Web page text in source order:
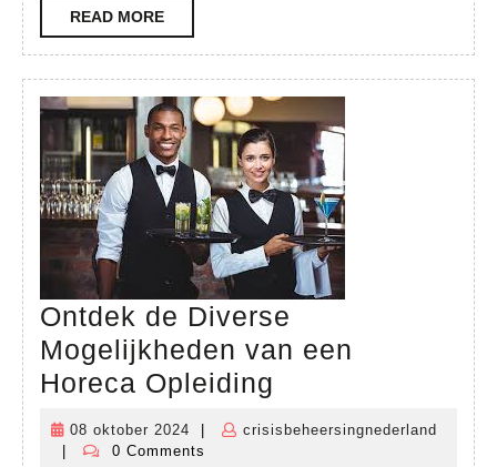
Toekomst
in
Technologie
READ MOREREAD
MORE
Ontdek de Diverse
Mogelijkheden van een
Horeca Opleiding
Diverse
08 oktober 2024
08
oktober
crisisbeheersingnederland
crisisbeheersingnederland
0 Comments